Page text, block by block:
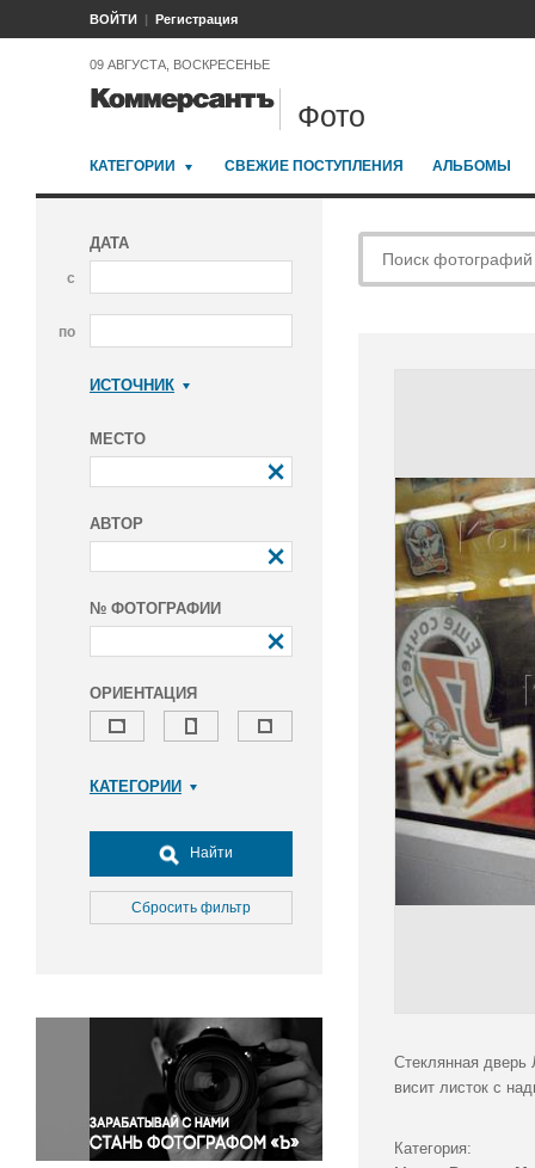
ВОЙТИ Регистрация
09 АВГУСТА, ВОСКРЕСЕНЬЕ
Фото
КАТЕГОРИИ СВЕЖИЕ ПОСТУПЛЕНИЯ АЛЬБОМЫ
ДАТА
с
по
ИСТОЧНИК
МЕСТО
АВТОР
№ ФОТОГРАФИИ
ОРИЕНТАЦИЯ
КАТЕГОРИИ
Досуг, туризм и отдых
Культура
Медицина
Окружающая среда
Политика
Правосудие
Происшествия и конфликты
Религия
Найти
Сбросить фильтр
Стеклянная дверь
висит листок с
Категория: